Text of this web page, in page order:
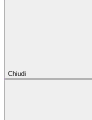
Chiudi